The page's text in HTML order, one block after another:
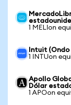
1 MELIon
Intuit
1 INTUon
Apollo
Dólar
1 APOon